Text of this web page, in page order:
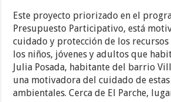
Este proyecto priorizado en el
Presupuesto Participativo, está
cuidado y protección de los
los niños, jóvenes y adultos que
Julia Posada, habitante del barrio
una motivadora del cuidado de estas
ambientales. Cerca de El Parche,